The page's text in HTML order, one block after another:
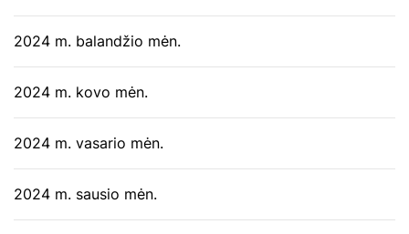
2024 m. balandžio mėn.
2024 m. kovo mėn.
2024 m. vasario mėn.
2024 m. sausio mėn.